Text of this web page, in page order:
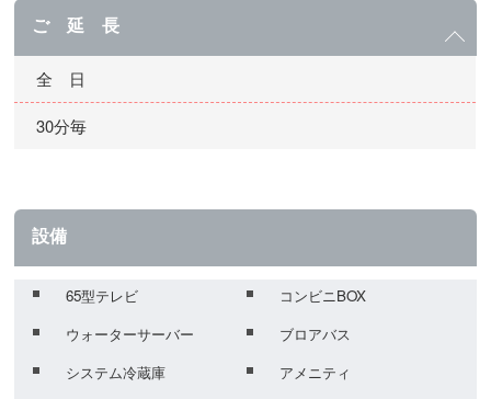
ご 延 長
全 日
30分毎
設備
65型テレビ
コンビニBOX
ウォーターサーバー
ブロアバス
システム冷蔵庫
アメニティ